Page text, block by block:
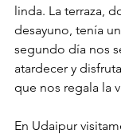
linda. La terraza,
desayuno, tenía
segundo día nos
atardecer y
que nos regala la
En Udaipur